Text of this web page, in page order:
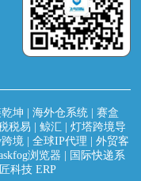
坤 |海外仓系统 |赛盒
税易 |鲸汇 |灯塔跨境导
跨境 |全球IP代理 |外贸客
浏览器
国际快递系
科技 ERP